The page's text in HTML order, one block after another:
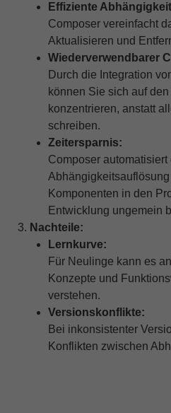
Effiziente
Composer vereinfacht
Aktualisieren und
Wiederverwendbarer
Durch die Integration
können Sie sich auf
konzentrieren, anstatt
schreiben.
Zeitersparnis:
Composer
Komponenten in den
Entwicklung ungemein
Nachteile:
Lernkurve:
Für Neulinge kann es
Konzepte und
verstehen.
Versionskonflikte:
Bei inkonsistenter
Konflikten zwischen